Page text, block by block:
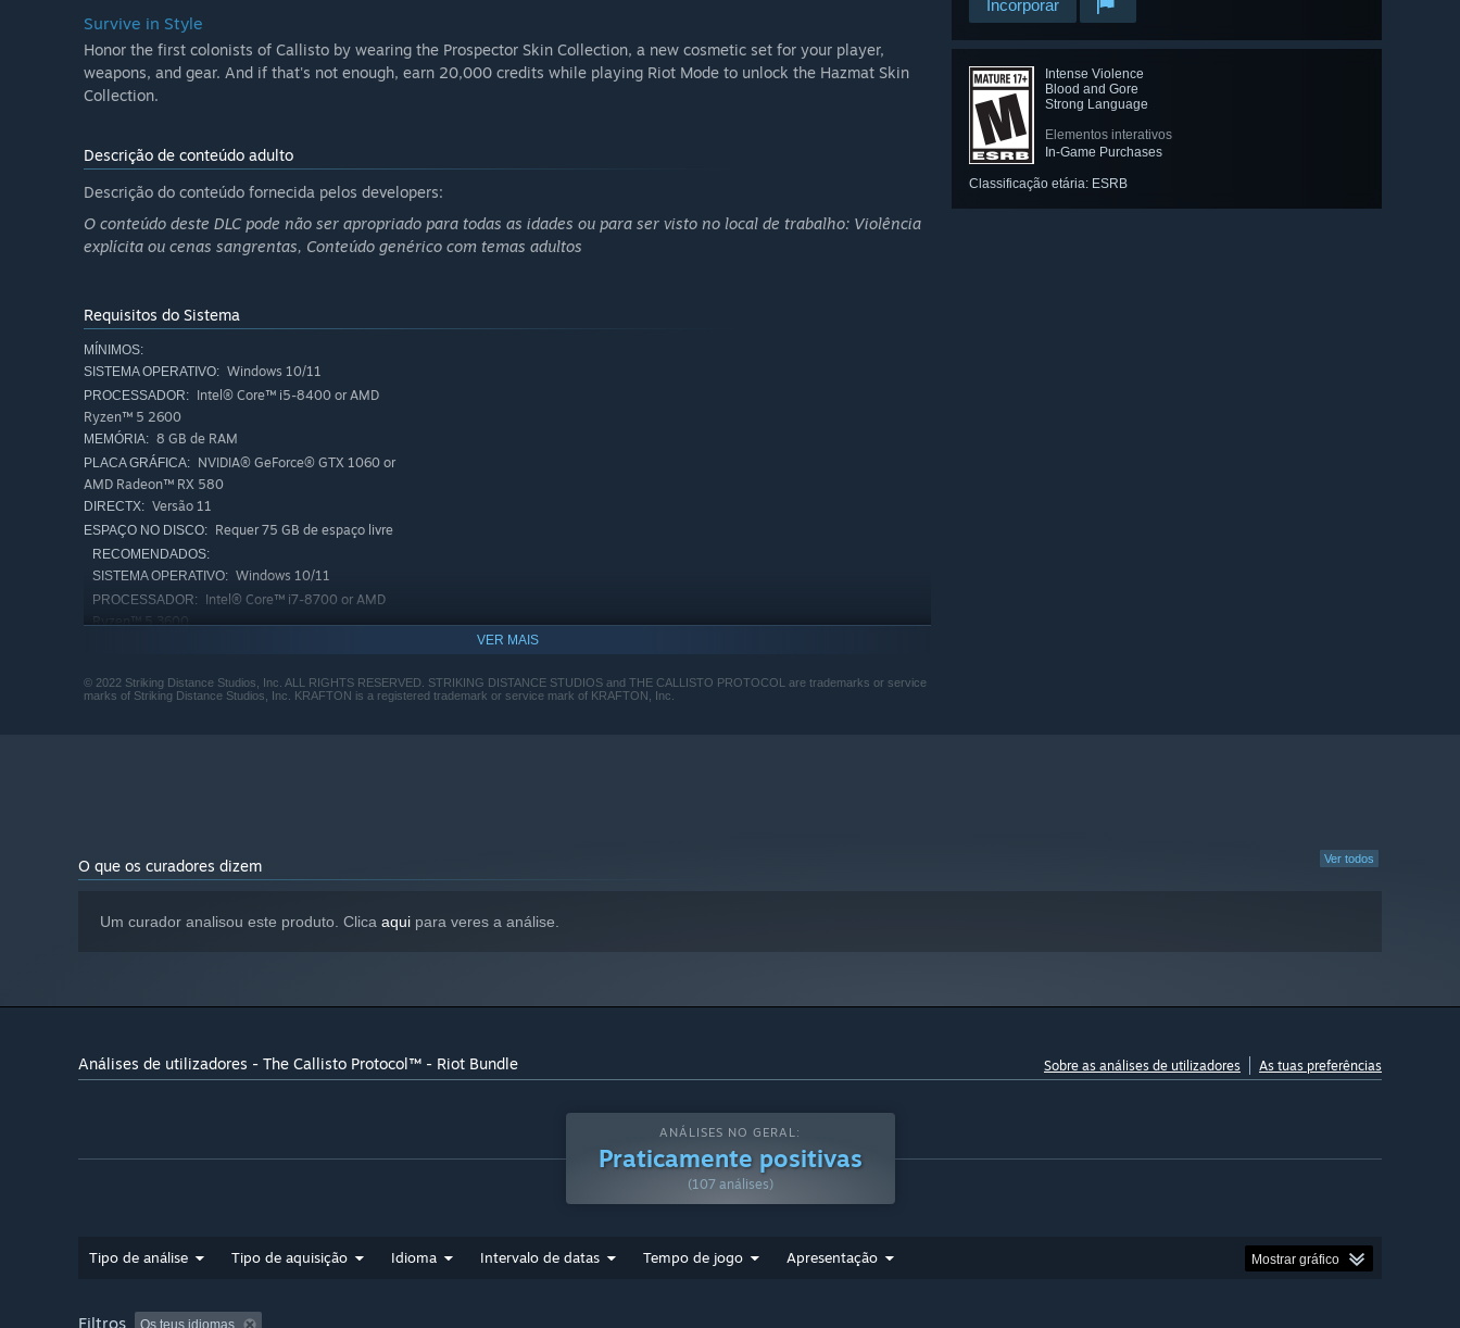
Incorporar
Intense Violence
Blood and Gore
Strong Language
Elementos interativos
In-Game Purchases
Classificação etária: ESRB
Survive in Style
Honor the first colonists of Callisto by wearing the Prospector Skin Collection, a new cosmetic set for your player,
weapons, and gear. And if that's not enough, earn 20,000 credits while playing Riot Mode to unlock the Hazmat Skin
Collection.
Descrição de conteúdo adulto
Descrição do conteúdo fornecida pelos developers:
O conteúdo deste DLC pode não ser apropriado para todas as idades ou para ser visto no local de trabalho: Violência
explícita ou cenas sangrentas, Conteúdo genérico com temas adultos
Requisitos do Sistema
MÍNIMOS:
SISTEMA OPERATIVO: Windows 10/11
PROCESSADOR: Intel® Core™ i5-8400 or AMD
Ryzen™ 5 2600
MEMÓRIA: 8 GB de RAM
PLACA GRÁFICA: NVIDIA® GeForce® GTX 1060 or
AMD Radeon™ RX 580
DIRECTX: Versão 11
ESPAÇO NO DISCO: Requer 75 GB de espaço livre
RECOMENDADOS:
SISTEMA OPERATIVO: Windows 10/11
PROCESSADOR:
Intel® Core™ i7-8700 or AMD
Ryzen™ 5 3600
AMD Radeon™ RX 5700
VER MAIS
© 2022 Striking Distance Studios, Inc. ALL RIGHTS RESERVED. STRIKING DISTANCE STUDIOS and THE CALLISTO PROTOCOL are trademarks or service
marks of Striking Distance Studios, Inc. KRAFTON is a registered trademark or service mark of KRAFTON, Inc.
Ver todos
O que os curadores dizem
Um curador analisou este produto. Clica aqui para veres a análise.
Análises de utilizadores - The Callisto Protocol™ - Riot Bundle Sobre as análises de utilizadores As tuas preferências
ANÁLISES NO GERAL:
Praticamente positivas
(107 análises)
Tipo de análise Tipo de aquisição Idioma Intervalo de datas Tempo de jogo Apresentação Mostrar gráfico
Filtros